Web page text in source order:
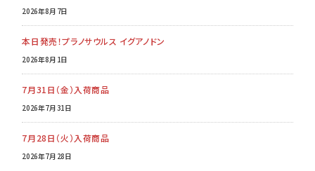
2026年8月7日
本日発売！プラノサウルス イグアノドン
2026年8月1日
7月31日（金）入荷商品
2026年7月31日
7月28日（火）入荷商品
2026年7月28日